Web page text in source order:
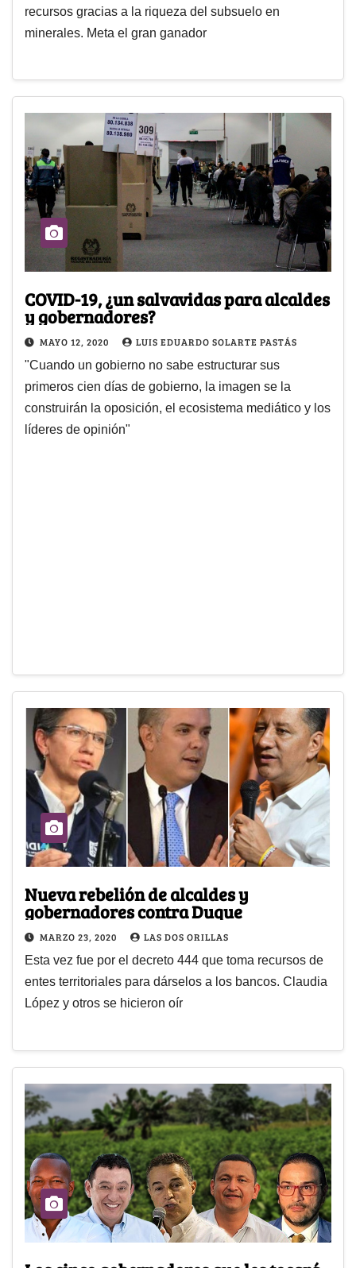
recursos gracias a la riqueza del subsuelo en
minerales. Meta el gran ganador
COVID-19, ¿un salvavidas para alcaldes
y gobernadores?
MAYO 12, 2020 LUIS EDUARDO SOLARTE PASTÁS
"Cuando un gobierno no sabe estructurar sus
primeros cien días de gobierno, la imagen se la
construirán la oposición, el ecosistema mediático y los
líderes de opinión"
Nueva rebelión de alcaldes y
gobernadores contra Duque
MARZO 23, 2020 LAS DOS ORILLAS
Esta vez fue por el decreto 444 que toma recursos de
entes territoriales para dárselos a los bancos. Claudia
López y otros se hicieron oír